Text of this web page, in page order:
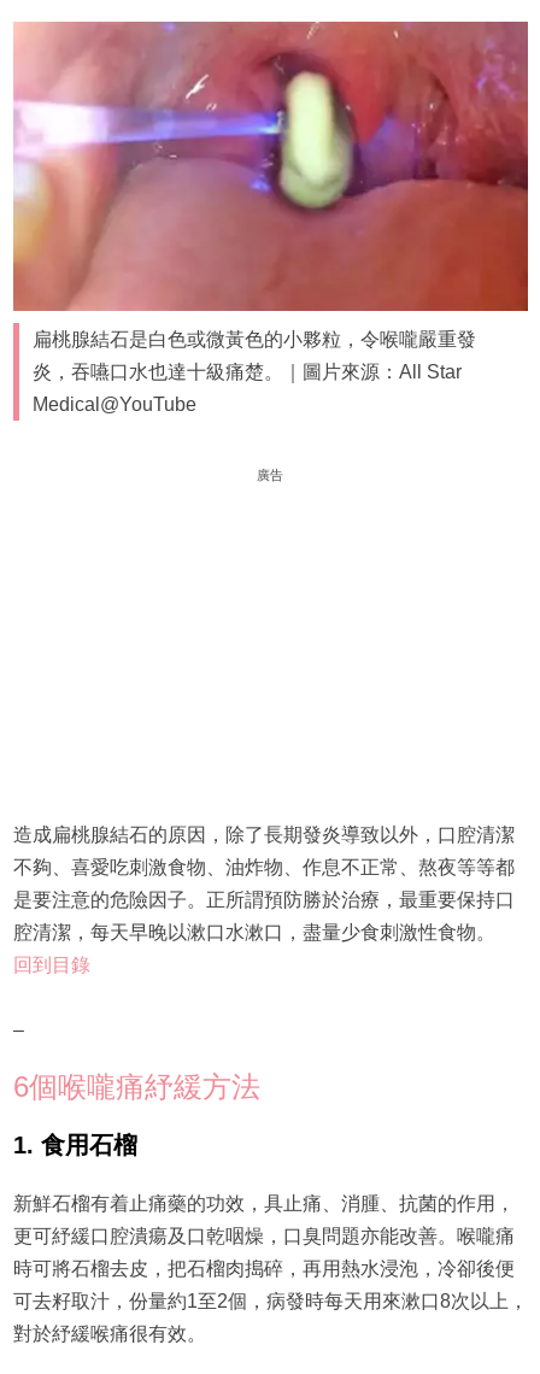
扁桃腺結石是白色或微黃色的小夥粒，令喉嚨嚴重發
炎，吞嚥口水也達十級痛楚。｜圖片來源：All Star
Medical@YouTube
廣告
造成扁桃腺結石的原因，除了長期發炎導致以外，口腔清潔
不夠、喜愛吃刺激食物、油炸物、作息不正常、熬夜等等都
是要注意的危險因子。正所謂預防勝於治療，最重要保持口
腔清潔，每天早晚以漱口水漱口，盡量少食刺激性食物。
回到目錄
–
6個喉嚨痛紓緩方法
1. 食用石榴
新鮮石榴有着止痛藥的功效，具止痛、消腫、抗菌的作用，
更可紓緩口腔潰瘍及口乾咽燥，口臭問題亦能改善。喉嚨痛
時可將石榴去皮，把石榴肉搗碎，再用熱水浸泡，冷卻後便
可去籽取汁，份量約1至2個，病發時每天用來漱口8次以上，
對於紓緩喉痛很有效。